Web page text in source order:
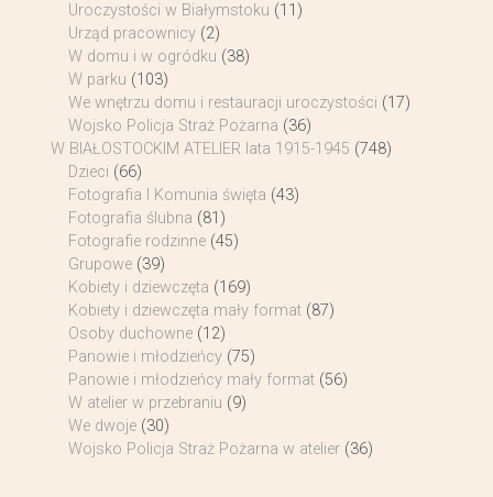
Uroczystości w Białymstoku (11)
Urząd pracownicy (2)
W domu i w ogródku (38)
W parku (103)
We wnętrzu domu i restauracji uroczystości (17)
Wojsko Policja Straż Pożarna (36)
W BIAŁOSTOCKIM ATELIER lata 1915-1945 (748)
Dzieci (66)
Fotografia I Komunia święta (43)
Fotografia ślubna (81)
Fotografie rodzinne (45)
Grupowe (39)
Kobiety i dziewczęta (169)
Kobiety i dziewczęta mały format (87)
Osoby duchowne (12)
Panowie i młodzieńcy (75)
Panowie i młodzieńcy mały format (56)
W atelier w przebraniu (9)
We dwoje (30)
Wojsko Policja Straż Pożarna w atelier (36)